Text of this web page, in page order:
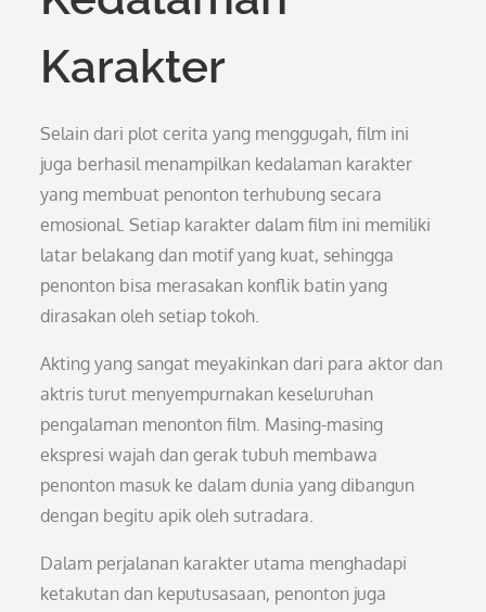
Karakter
Selain dari plot cerita yang menggugah, film ini
juga berhasil menampilkan kedalaman karakter
yang membuat penonton terhubung secara
emosional. Setiap karakter dalam film ini memiliki
latar belakang dan motif yang kuat, sehingga
penonton bisa merasakan konflik batin yang
dirasakan oleh setiap tokoh.
Akting yang sangat meyakinkan dari para aktor dan
aktris turut menyempurnakan keseluruhan
pengalaman menonton film. Masing-masing
ekspresi wajah dan gerak tubuh membawa
penonton masuk ke dalam dunia yang dibangun
dengan begitu apik oleh sutradara.
Dalam perjalanan karakter utama menghadapi
ketakutan dan keputusasaan, penonton juga